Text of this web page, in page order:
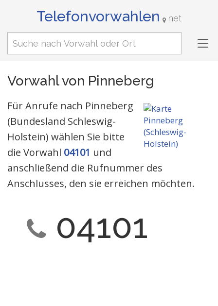
Telefonvorwahlen net
Vorwahl von Pinneberg
Für Anrufe nach Pinneberg
(Bundesland Schleswig-
Holstein) wählen Sie bitte
die Vorwahl 04101 und
anschließend die Rufnummer des
Anschlusses, den sie erreichen möchten.
04101